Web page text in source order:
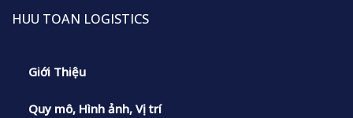
HUU TOAN LOGISTICS
Giới Thiệu
Quy mô, Hình ảnh, Vị trí